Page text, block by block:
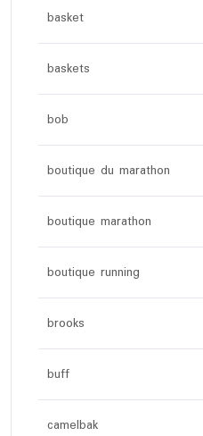
basket
baskets
bob
boutique du marathon
boutique marathon
boutique running
brooks
buff
camelbak